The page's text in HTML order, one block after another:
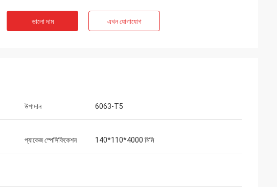
ভালো দাম এখন যোগাযোগ
উপাদান 6063-T5
প্যাকেজ স্পেসিফিকেশন 140*110*4000 মিমি